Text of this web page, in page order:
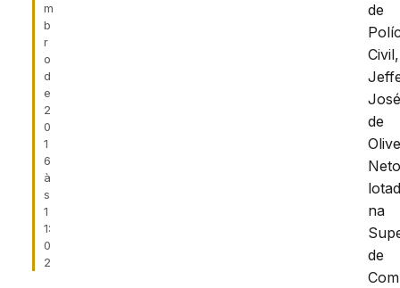
m
b
r
o
d
e
2
0
1
6
à
s
1
1:
0
2
de
Civil,
de
na
de